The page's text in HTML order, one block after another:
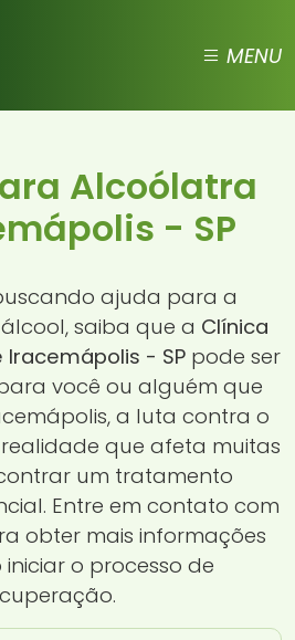
MENU
Alcoólatra
- SP
ajuda para a
saiba que a Clínica
- SP pode ser
você ou alguém que
a luta contra o
que afeta muitas
um tratamento
Entre em contato com
obter mais informações
o processo de